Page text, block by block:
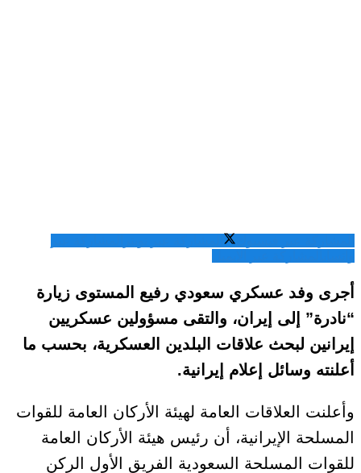
أجرى وفد عسكري سعودي رفيع المستوى زيارة
“نادرة” إلى إيران، والتقى مسؤولين عسكريين
إيرانين لبحث علاقات البلدين العسكرية، بحسب ما
أعلنته وسائل إعلام إيرانية.
وأعلنت العلاقات العامة لهيئة الأركان العامة للقوات
المسلحة الإيرانية، أن رئيس هيئة الأركان العامة
للقوات المسلحة السعودية الفريق الأول الركن